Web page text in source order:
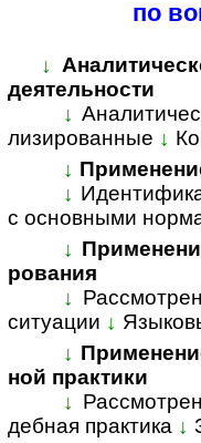
по
↓
де­я­тель­ности
↓
ли­зи­ро­ван­ные ↓
↓
↓
с ос­нов­ны­ми
↓
ро­ва­ния
↓
ситуации ↓
↓
ной прак­тики
↓
деб­ная прак­ти­ка ↓